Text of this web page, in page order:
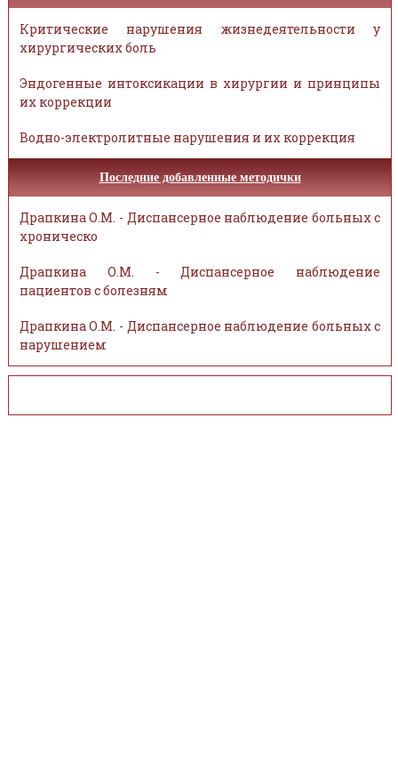
Критические нарушения жизнедеятельности у
хирургических боль
Эндогенные интоксикации в хирургии и принципы
их коррекции
Водно-электролитные нарушения и их коррекция
Последние добавленные методички
Драпкина О.М. - Диспансерное наблюдение больных с
хроническо
Драпкина О.М. - Диспансерное наблюдение
пациентов с болезням
Драпкина О.М. - Диспансерное наблюдение больных с
нарушением